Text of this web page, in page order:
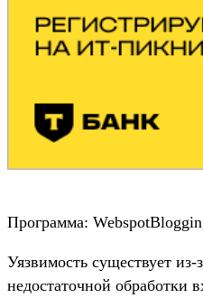
Программа:
Уязвимость существует из-
недостаточной обработки